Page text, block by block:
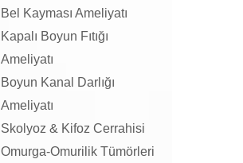
Bel Kayması Ameliyatı
Kapalı Boyun Fıtığı
Ameliyatı
Boyun Kanal Darlığı
Ameliyatı
Skolyoz & Kifoz Cerrahisi
Omurga-Omurilik Tümörleri